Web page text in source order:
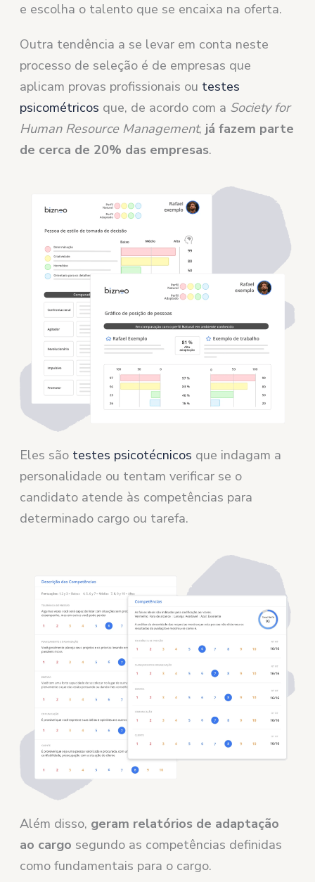
e escolha o talento que se encaixa na oferta.
Outra tendência a se levar em conta neste
processo de seleção é de empresas que
aplicam provas profissionais ou testes
psicométricos que, de acordo com a Society for
Human Resource Management, já fazem parte
de cerca de 20% das empresas.
Eles são testes psicotécnicos que indagam a
personalidade ou tentam verificar se o
candidato atende às competências para
determinado cargo ou tarefa.
Além disso, geram relatórios de adaptação
ao cargo segundo as competências definidas
como fundamentais para o cargo.